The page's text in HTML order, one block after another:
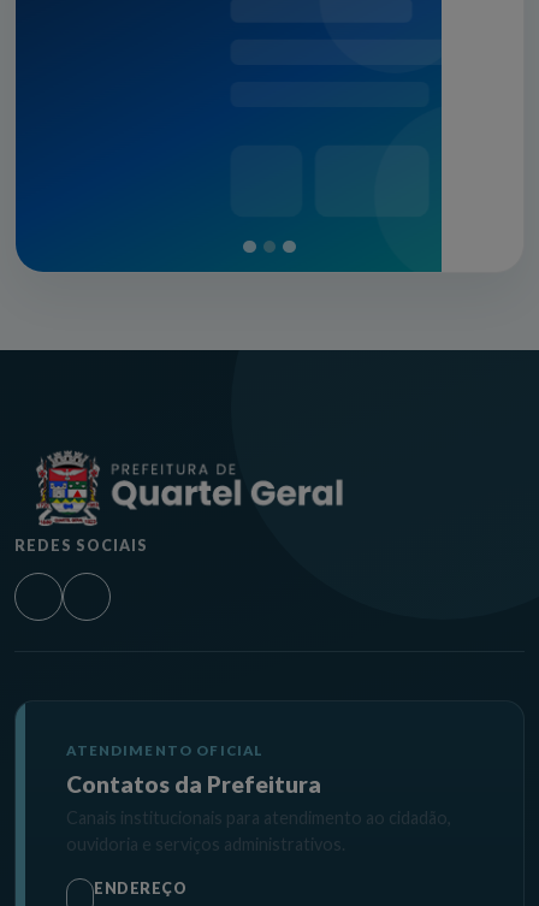
REDES SOCIAIS
ATENDIMENTO OFICIAL
Contatos da Prefeitura
Canais institucionais para atendimento ao cidadão,
ouvidoria e serviços administrativos.
ENDEREÇO